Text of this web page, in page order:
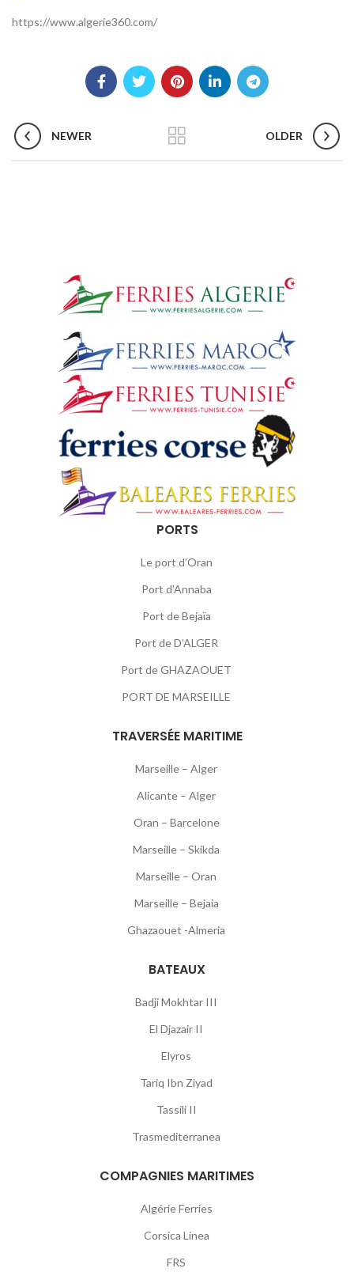
https://www.algerie360.com/
NEWER OLDER
PORTS
Le port d’Oran
Port d’Annaba
Port de Bejaïa
Port de D’ALGER
Port de GHAZAOUET
PORT DE MARSEILLE
TRAVERSÉE MARITIME
Marseille – Alger
Alicante – Alger
Oran – Barcelone
Marseille – Skikda
Marseille – Oran
Marseille – Bejaia
Ghazaouet -Almeria
BATEAUX
Badji Mokhtar III
El Djazair II
Elyros
Tariq Ibn Ziyad
Tassili II
Trasmediterranea
COMPAGNIES MARITIMES
Algérie Ferries
Corsica Linea
FRS